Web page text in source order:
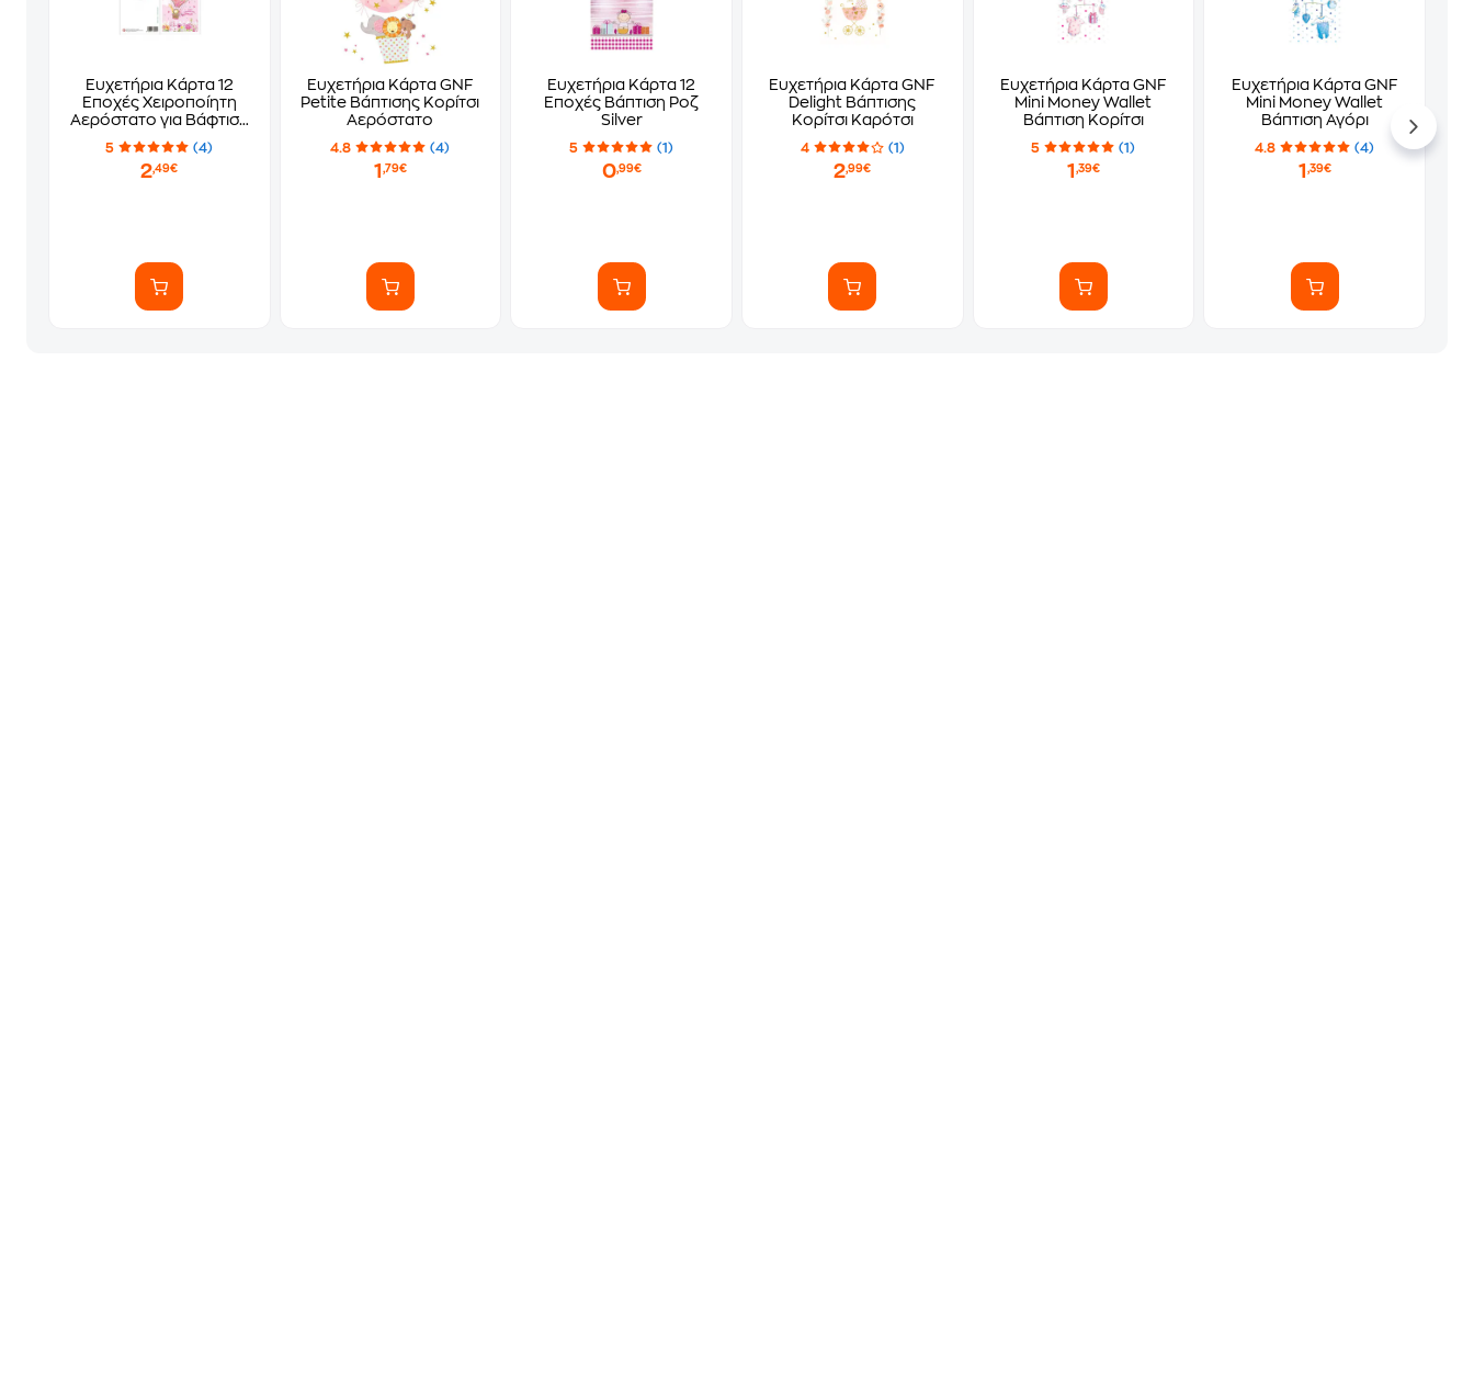
Ευχετήρια Κάρτα 12
Εποχές Χειροποίητη
Αερόστατο για Βάφτιση
Ροζ
5 (4)
2,49€
Ευχετήρια Κάρτα GNF
Petite Βάπτισης Κορίτσι
Αερόστατο
4.8 (4)
1 ,79€
Ευχετήρια Κάρτα 12
Εποχές Βάπτιση Ροζ
Silver
5 (1)
0,99€
Ευχετήρια Κάρτα GNF
Delight Βάπτισης
Κορίτσι Καρότσι
4 (1)
2,99€
Ευχετήρια Κάρτα GNF
Mini Money Wallet
Βάπτιση Κορίτσι
5 (1)
1 ,39€
Ευχετήρια Κάρτα GNF
Mini Money Wallet
Βάπτιση Αγόρι
4.8 (4)
1 ,39€